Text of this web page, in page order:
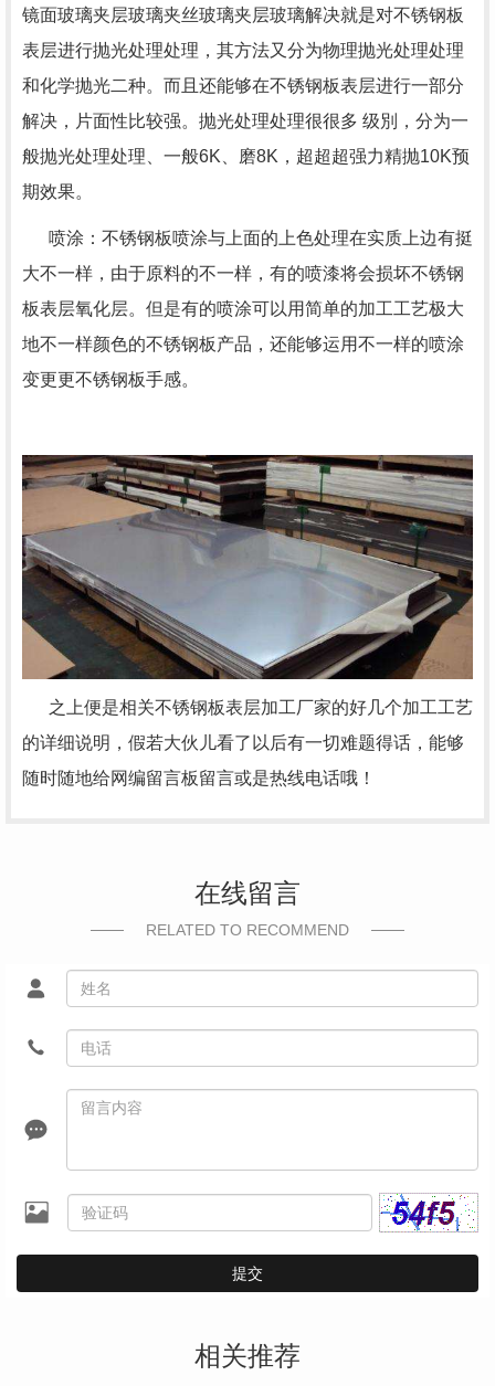
镜面玻璃夹层玻璃夹丝玻璃夹层玻璃解决就是对不锈钢板
表层进行抛光处理处理，其方法又分为物理抛光处理处理
和化学抛光二种。而且还能够在不锈钢板表层进行一部分
解决，片面性比较强。抛光处理处理很很多 级別，分为一
般抛光处理处理、一般6K、磨8K，超超超强力精抛10K预
期效果。
喷涂：不锈钢板喷涂与上面的上色处理在实质上边有挺
大不一样，由于原料的不一样，有的喷漆将会损坏不锈钢
板表层氧化层。但是有的喷涂可以用简单的加工工艺极大
地不一样颜色的不锈钢板产品，还能够运用不一样的喷涂
变更更不锈钢板手感。
之上便是相关不锈钢板表层加工厂家的好几个加工工艺
的详细说明，假若大伙儿看了以后有一切难题得话，能够
随时随地给网编留言板留言或是热线电话哦！
在线留言
RELATED TO RECOMMEND
提交
相关推荐